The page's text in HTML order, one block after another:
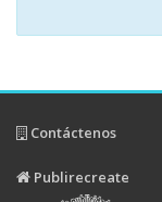
Contáctenos
Publirecreate